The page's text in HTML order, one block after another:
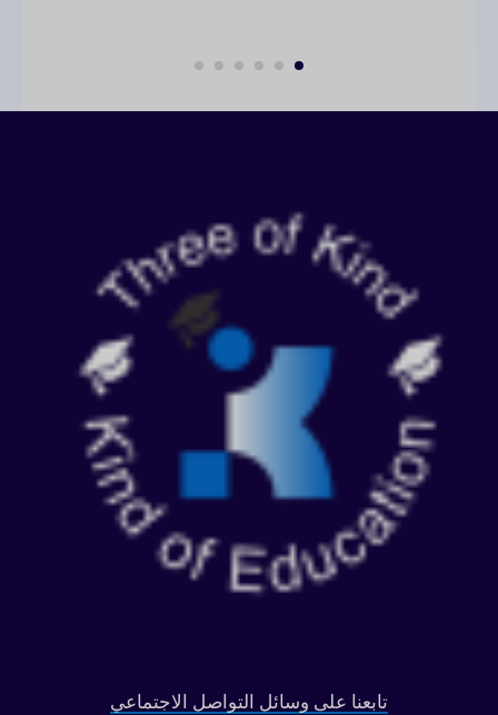
تابعنا على وسائل التواصل الاجتماعي